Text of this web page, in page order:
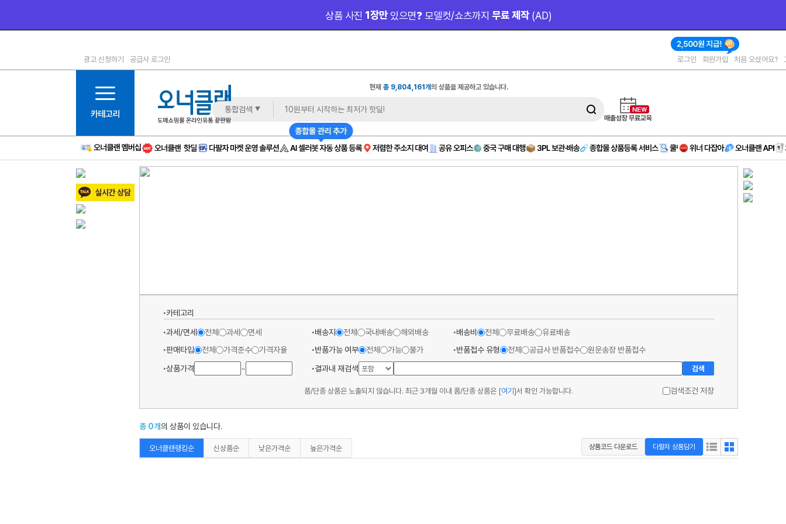
1등급
6등급
11등급
12등급
15등급
16등급
17등급
신규
주의
BAD
상품 사진 1장만 있으면❓ 모델컷/쇼츠까지 무료 제작 (AD)
광고 신청하기 공급사 로그인 로그인 회원가입 처음 오셨어요?
현재총 9,804,161개의 상품을 제공하고 있습니다.
통합검색
카테고리
과세/면세
전체 과세 면세 배송지 전체 국내배송 해외배송 배송비 전체 무료배송
유료배송
판매타입
전체 가격준수 가격자율 반품가능 여부 전체 가능 불가 반품접수 유형 전체 공급사 반품접수
원운송장 반품접수
상품가격
~ 결과내 재검색 검색
품/단종 상품은 노출되지 않습니다. 최근 3개월 이내 품/단종 상품은 [여기]서 확인 가능합니다. 검색조건 저장
총 0개의 상품이 있습니다.
오너클랜랭킹순 신상품순 낮은가격순 높은가격순